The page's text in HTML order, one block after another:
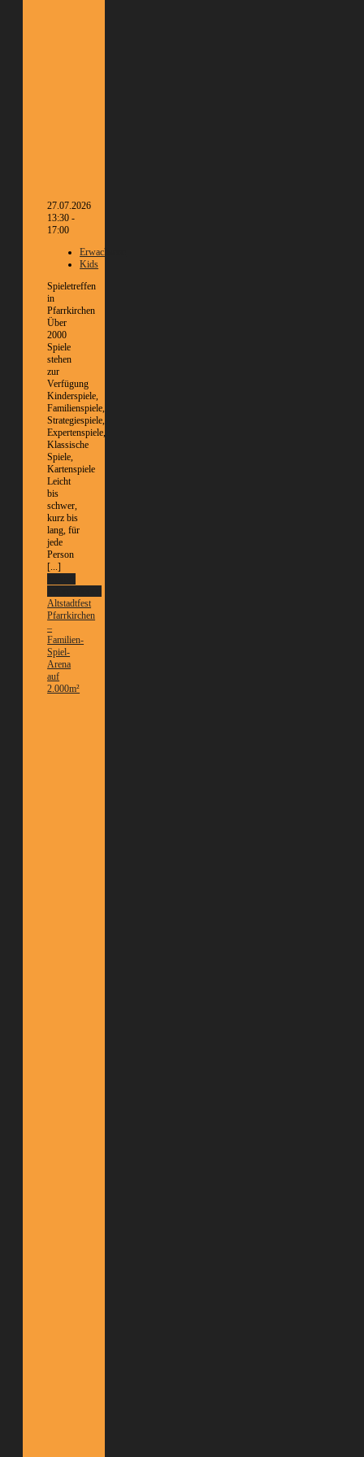
27.07.2026
13:30 -
17:00
Erwachsene
Kids
Spieletreffen
in
Pfarrkirchen
Über
2000
Spiele
stehen
zur
Verfügung
Kinderspiele,
Familienspiele,
Strategiespiele,
Expertenspiele,
Klassische
Spiele,
Kartenspiele
Leicht
bis
schwer,
kurz bis
lang, für
jede
Person
[...]
Altstadtfest
Pfarrkirchen
–
Familien-
Spiel-
Arena
auf
2.000m²